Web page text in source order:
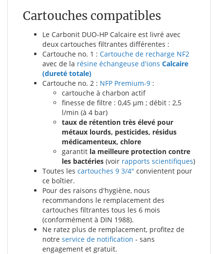
Cartouches compatibles
Le Carbonit DUO-HP Calcaire est livré avec
deux cartouches filtrantes différentes :
Cartouche no. 1 : Cartouche de recharge NF2
avec de la résine échangeuse d'ions Calcaire
(dureté totale)
Cartouche no. 2 : NFP Premium-9 :
cartouche à charbon actif
finesse de filtre : 0,45 µm ; débit : 2,5
l/min (à 4 bar)
taux de rétention très élevé pour
métaux lourds, pesticides, résidus
médicamenteux, chlore
garantit la meilleure protection contre
les bactéries (voir rapports scientifiques)
Toutes les cartouches 9 3/4" convientent pour
ce boîtier.
Pour des raisons d'hygiène, nous
recommandons le remplacement des
cartouches filtrantes tous les 6 mois
(conformément à DIN 1988).
Ne ratez plus de remplacement, profitez de
notre service de notification - sans
engagement et gratuit.